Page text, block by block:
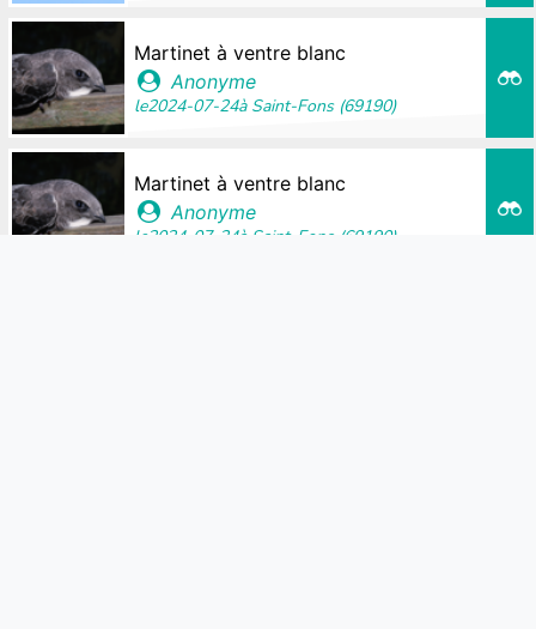
Martinet à ventre blanc
Anonyme
le2024-07-24àSaint-Fons (69190)
Martinet à ventre blanc
Anonyme
le2024-07-24àSaint-Fons (69190)